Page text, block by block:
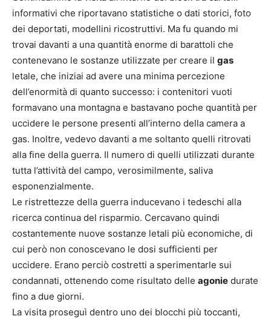
informativi che riportavano statistiche o dati storici, foto
dei deportati, modellini ricostruttivi. Ma fu quando mi
trovai davanti a una quantità enorme di barattoli che
contenevano le sostanze utilizzate per creare il gas
letale, che iniziai ad avere una minima percezione
dell’enormità di quanto successo: i contenitori vuoti
formavano una montagna e bastavano poche quantità per
uccidere le persone presenti all’interno della camera a
gas. Inoltre, vedevo davanti a me soltanto quelli ritrovati
alla fine della guerra. Il numero di quelli utilizzati durante
tutta l’attività del campo, verosimilmente, saliva
esponenzialmente.
Le ristrettezze della guerra inducevano i tedeschi alla
ricerca continua del risparmio. Cercavano quindi
costantemente nuove sostanze letali più economiche, di
cui però non conoscevano le dosi sufficienti per
uccidere. Erano perciò costretti a sperimentarle sui
condannati, ottenendo come risultato delle agonie durate
fino a due giorni.
La visita proseguì dentro uno dei blocchi più toccanti,